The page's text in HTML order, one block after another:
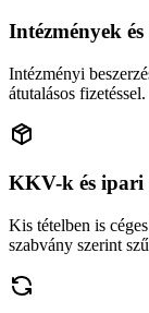
Intézmények
Intézményi
átutalásos fizetéssel.
KKV-k és ipari
Kis tételben is
szabvány szerint